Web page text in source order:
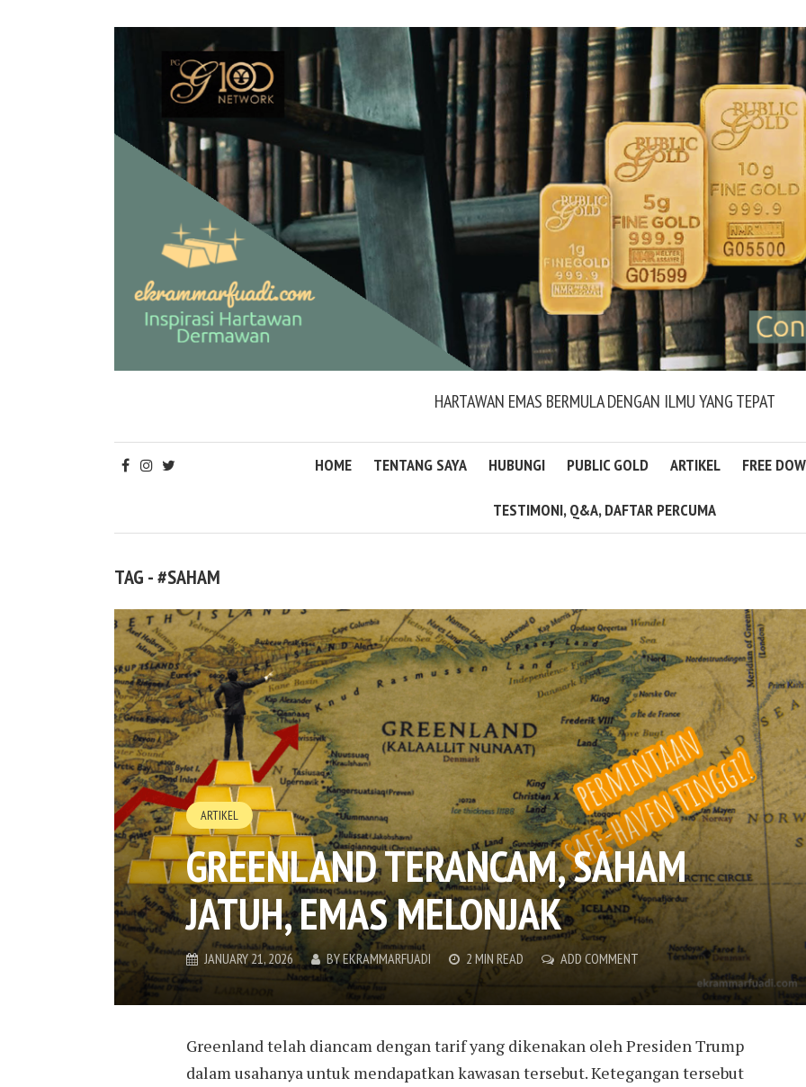
HARTAWAN EMAS BERMULA DENGAN ILMU YANG TEPAT
HOME TENTANG SAYA HUBUNGI PUBLIC GOLD ARTIKEL FREE
TESTIMONI, Q&A, DAFTAR PERCUMA
TAG - #SAHAM
ARTIKEL
GREENLAND TERANCAM, SAHAM
JATUH, EMAS MELONJAK
JANUARY 21, 2026 BYEKRAMMARFUADI 2 MIN READ ADD COMMENT
Greenland telah diancam dengan tarif yang dikenakan oleh Presiden Trump
dalam usahanya untuk mendapatkan kawasan tersebut. Ketegangan tersebut